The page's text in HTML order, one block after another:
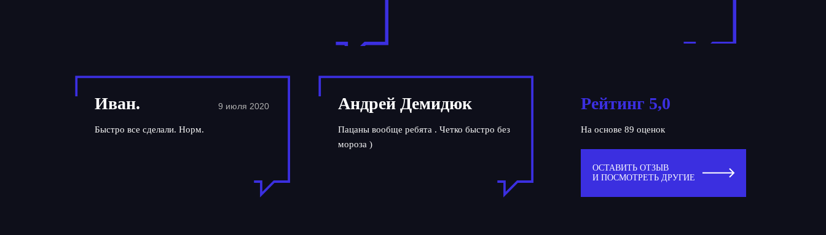
Иван. 9 июля 2020
Быстро все сделали. Норм.
Андрей Демидюк
Пацаны вообще ребята . Четко быстро без
мороза )
Рейтинг 5,0
На основе 89 оценок
ОСТАВИТЬ ОТЗЫВ
И ПОСМОТРЕТЬ ДРУГИЕ